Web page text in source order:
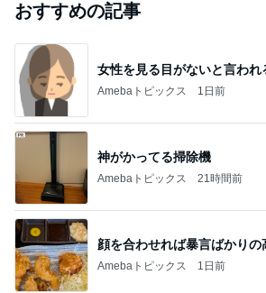
おすすめの記事
女性を見る目がないと言われ
Amebaトピックス 1日前
神がかってる掃除機
Amebaトピックス 21時間前
顔を合わせれば暴言ばかりの
Amebaトピックス 1日前